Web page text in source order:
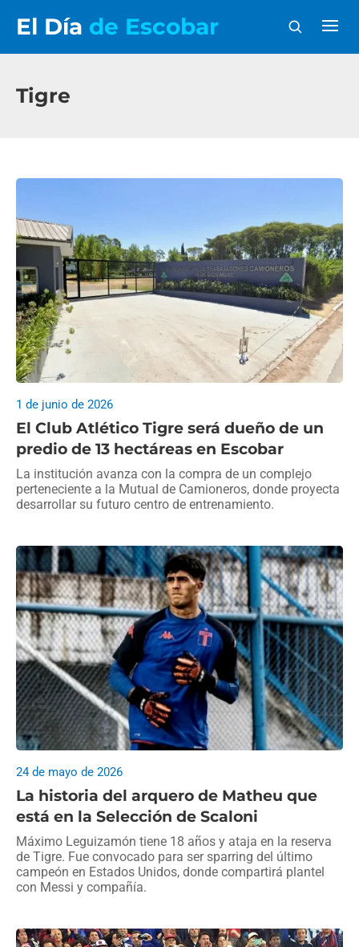
El Día de Escobar
Tigre
El Club Atlético Tigre será dueño de un
predio de 13 hectáreas en Escobar
1 de junio de 2026
La institución avanza con la compra de un complejo
perteneciente a la Mutual de Camioneros, donde proyecta
desarrollar su futuro centro de entrenamiento.
La historia del arquero de Matheu que
está en la Selección de Scaloni
24 de mayo de 2026
Máximo Leguizamón tiene 18 años y ataja en la reserva
de Tigre. Fue convocado para ser sparring del último
campeón en Estados Unidos, donde compartirá plantel
con Messi y compañía.